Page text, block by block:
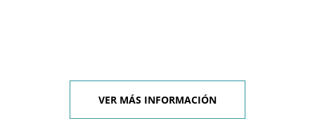
VER MÁS INFORMACIÓN